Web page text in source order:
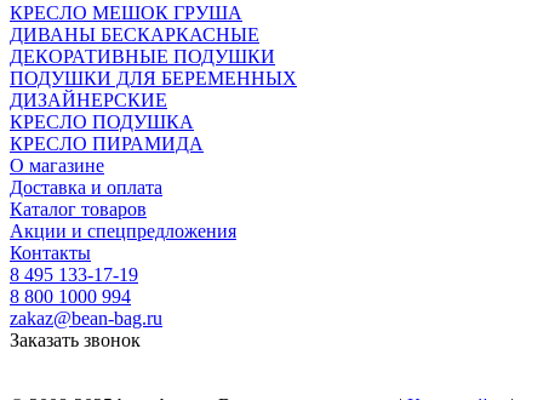
КРЕСЛО МЕШОК ГРУША
ДИВАНЫ БЕСКАРКАСНЫЕ
ДЕКОРАТИВНЫЕ ПОДУШКИ
ПОДУШКИ ДЛЯ БЕРЕМЕННЫХ
ДИЗАЙНЕРСКИЕ
КРЕСЛО ПОДУШКА
КРЕСЛО ПИРАМИДА
О магазине
Доставка и оплата
Каталог товаров
Акции и спецпредложения
Контакты
8 495 133-17-19
8 800 1000 994
zakaz@bean-bag.ru
Заказать звонок